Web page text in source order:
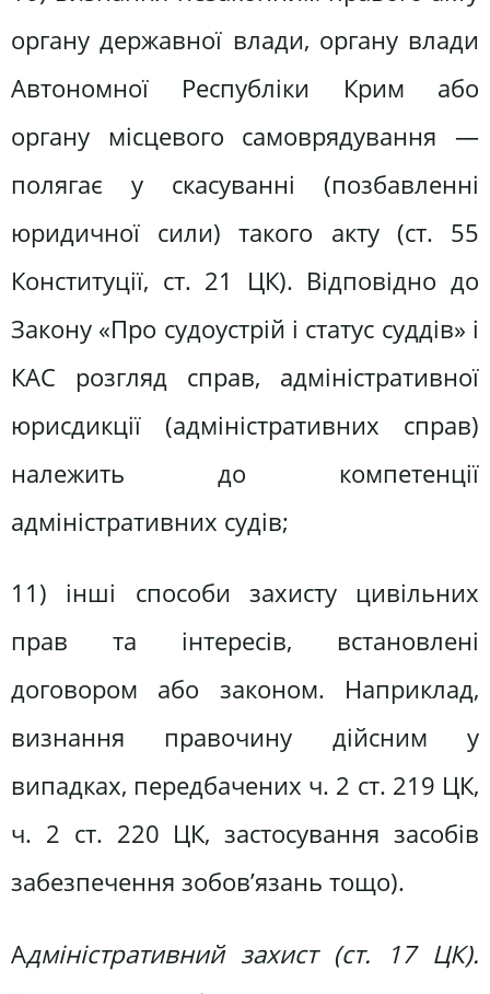
органу державної влади, органу влади
Автономної Республіки Крим або
органу місцевого самоврядування —
полягає у скасуванні (позбавленні
юридичної сили) такого акту (ст. 55
Конституції, ст. 21 ЦК). Відповідно до
Закону «Про судоустрій і статус суддів» і
КАС розгляд справ, адміністративної
юрисдикції (адміністративних справ)
належить до компетенції
адміністративних судів;
11) інші способи захисту цивільних
прав та інтересів, встановлені
договором або законом. Наприклад,
визнання правочину дійсним у
випадках, передбачених ч. 2 ст. 219 ЦК,
ч. 2 ст. 220 ЦК, застосування засобів
забезпечення зобов’язань тощо).
Адміністративний захист (ст. 17 ЦК).